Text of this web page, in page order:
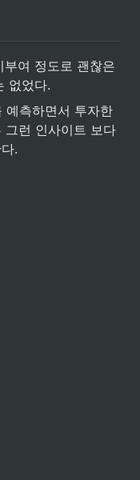
여 정도로 괜찮은
없었다.
예측하면서 투자한
그런 인사이트 보다
.